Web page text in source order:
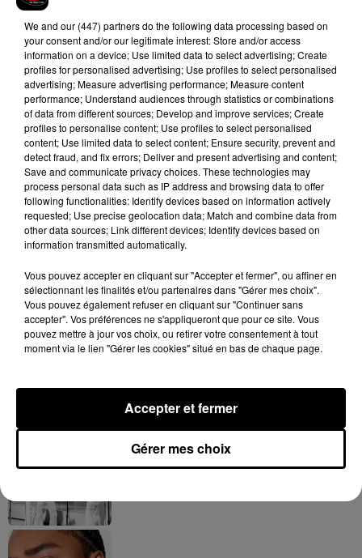
7 août 2026
Brent Faiyaz a le cœur brisé dans son
nouveau clip
7 août 2026
Rihanna de retour en studio ? A$AP
Rocky relance l'espoir des fans
7 août 2026
Tayc et Didi B dévoilent le single le plus
Franglish et Keblack dévoilent une
We and our (447) partnersdo the following data processing based on
your consent and/or our legitimate interest: Store and/or access
information on a device; Use limited data to select advertising; Create
profiles for personalised advertising; Use profiles to select personalised
advertising; Measure advertising performance; Measure content
performance; Understand audiences through statistics or combinations
of data from different sources; Develop and improve services; Create
profiles to personalise content; Use profiles to select personalised
content; Use limited data to select content; Ensure security, prevent and
detect fraud, and fix errors; Deliver and present advertising and content;
Save and communicate privacy choices. These technologies may
process personal data such as IP address and browsing data to offer
following functionalities: Identify devices based on information actively
requested; Use precise geolocation data; Match and combine data from
other data sources; Link different devices; Identify devices based on
information transmitted automatically.
Vous pouvez accepter en cliquant sur "Accepter et fermer", ou affiner en
sélectionnant les finalités et/ou partenaires dans "Gérer mes choix".
Vous pouvez également refuser en cliquant sur "Continuer sans
accepter". Vos préférences ne s'appliqueront que pour ce site. Vous
pouvez mettre à jour vos choix, ou retirer votre consentement à tout
moment via le lien "Gérer les cookies" situé en bas de chaque page.
Gérer mes choix
Accepter et fermer